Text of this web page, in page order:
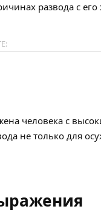
развода с
человека с
не только для